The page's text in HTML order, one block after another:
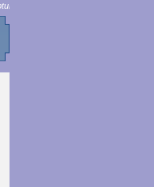
Fundamentale a Uniunii Europene,